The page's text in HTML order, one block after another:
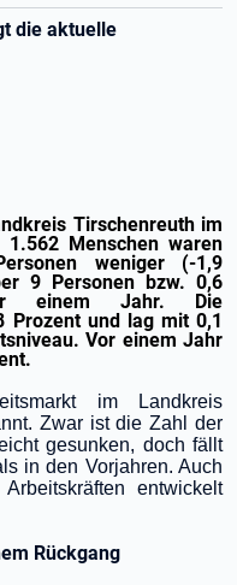
die aktuelle
Tirschenreuth im
Menschen waren
weniger (-1,9
9 Personen bzw. 0,6
einem Jahr. Die
Prozent und lag mit 0,1
Vor einem Jahr
im Landkreis
Zwar ist die Zahl der
gesunken, doch fällt
in den Vorjahren. Auch
entwickelt
Rückgang